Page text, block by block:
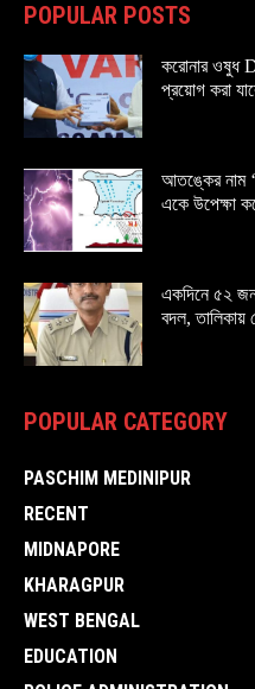
POPULAR POSTS
করোনার ওষুধ
প্রয়োগ করা
আতঙ্কের নাম
একে উপেক্ষা
একদিনে ৫২
বদল, তালিকায়
POPULAR CATEGORY
PASCHIM MEDINIPUR
RECENT
MIDNAPORE
KHARAGPUR
WEST BENGAL
EDUCATION